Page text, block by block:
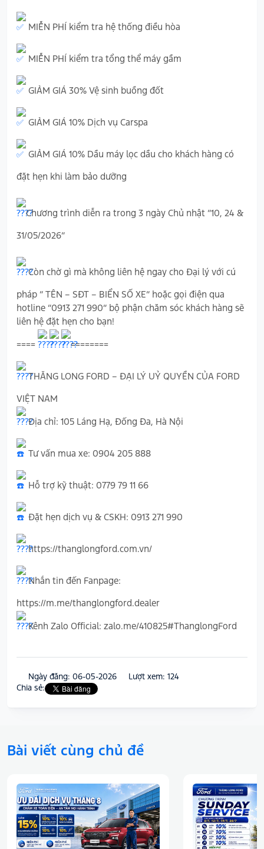
MIỄN PHÍ kiểm tra hệ thống điều hòa
MIỄN PHÍ kiểm tra tổng thể máy gầm
GIẢM GIÁ 30% Vệ sinh buồng đốt
GIẢM GIÁ 10% Dịch vụ Carspa
GIẢM GIÁ 10% Dầu máy lọc dầu cho khách hàng có
đặt hẹn khi làm bảo dưỡng
Chương trình diễn ra trong 3 ngày Chủ nhật “10, 24 &
31/05/2026”
Còn chờ gì mà không liên hệ ngay cho Đại lý với cú
pháp “ TÊN – SĐT – BIỂN SỐ XE” hoặc gọi điện qua
hotline “0913 271 990” bộ phận chăm sóc khách hàng sẽ
liên hệ đặt hẹn cho bạn!
==== ========
THĂNG LONG FORD – ĐẠI LÝ UỶ QUYỀN CỦA FORD
VIỆT NAM
Địa chỉ: 105 Láng Hạ, Đống Đa, Hà Nội
Tư vấn mua xe: 0904 205 888
Hỗ trợ kỹ thuật: 0779 79 11 66
Đặt hẹn dịch vụ & CSKH: 0913 271 990
https://thanglongford.com.vn/
Nhắn tin đến Fanpage:
https://m.me/thanglongford.dealer
Kênh Zalo Official: zalo.me/410825#ThanglongFord
Ngày đăng: 06-05-2026
Lượt xem: 124
Chia sẻ:
Bài viết cùng chủ đề